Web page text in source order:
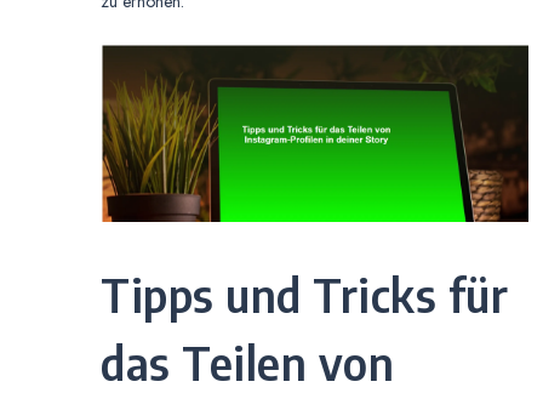
Tipps und Tricks für
das Teilen von